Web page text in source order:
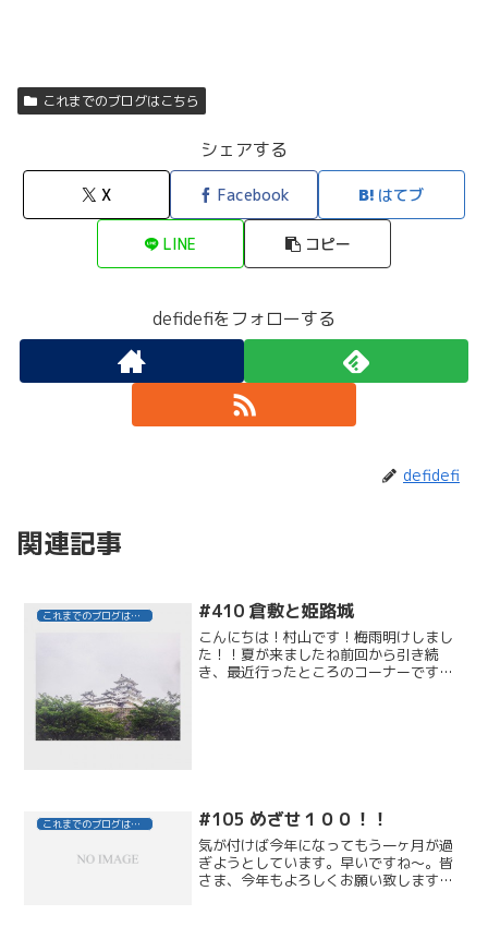
これまでのブログはこちら
シェアする
X Facebook はてブ
LINE コピー
defidefiをフォローする
defidefi
関連記事
これまでのブログはこちら #410 倉敷と姫路城
こんにちは！村山です！梅雨明けしまし
た！！夏が来ましたね前回から引き続
き、最近行ったところのコーナーです！
これまでのブログはこちら #105 めざせ１００！！
気が付けば今年になってもう一ヶ月が過
ぎようとしています。早いですね～。皆
さま、今年もよろしくお願い致します。